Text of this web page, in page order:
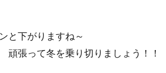
と下がりますね～
張って冬を乗り切りましょう！！